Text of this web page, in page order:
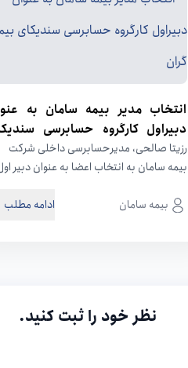
انتخاب مدیر بیمه سامان به
دبیراول کارگروه حسابرسی
بیمه گران
رزیتا صالحی، مدیرحسابرسی داخلی شرکت
بیمه سامان به انتخاب اعضا به عنوان دبیر
بیمه سامان
ادامه مطلب
نظر خود را ثبت کنید.